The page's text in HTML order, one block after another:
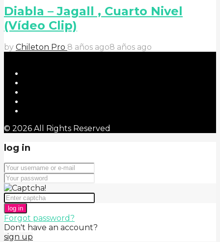
Diabla – Jagall , Cuarto Nivel
(Vídeo Clip)
by Chileton Pro 8 años ago8 años ago
© 2026 All Rights Reserved
log in
log in
Forgot password?
Don't have an account?
sign up